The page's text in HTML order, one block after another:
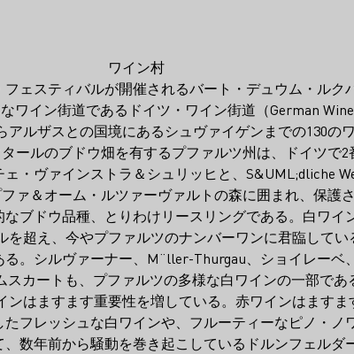
ワイン村
ェスティバルが開催されるバート・デュウム・ルク
イン街道であるドイツ・ワイン街道（German Wine
ルザスとの国境にあるシュヴァイゲンまでの130の
ールのブドウ畑を有するプファルツ州は、ドイツで2
・ヴァインストラ＆シュリッヒと、S&UML;dliche
ァ＆オーム・ルツァーヴァルトの森に囲まれ、保護
ブドウ品種、とりわけリースリングである。白ワイ
を超え、今やプファルツのナンバーワンに君臨して
。シルヴァーナー、M¨ller-Thurgau、ショイレーベ、
カートも、プファルツの多様な白ワインの一部であ
はますます重要性を増している。赤ワインはますま
フレッシュな白ワインや、フルーティーなピノ・ノ
数年前から騒動を巻き起こしているドルンフェルダ